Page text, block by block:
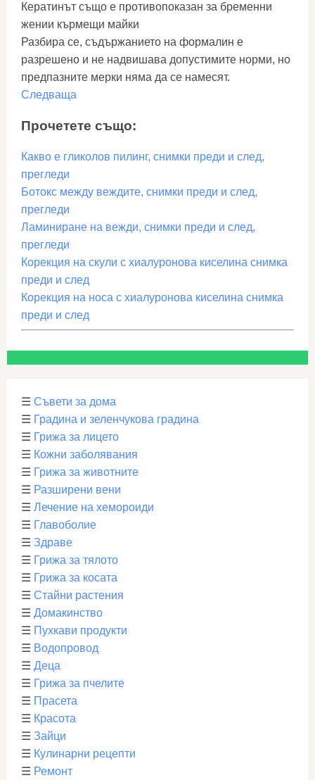
Кератинът също е противопоказан за бременни
жении кърмещи майки
Разбира се, съдържанието на формалин е
разрешено и не надвишава допустимите норми, но
предпазните мерки няма да се намесят.
Следваща
Прочетете също:
Какво е гликолов пилинг, снимки преди и след,
прегледи
Ботокс между веждите, снимки преди и след,
прегледи
Ламиниране на вежди, снимки преди и след,
прегледи
Корекция на скули с хиалуронова киселина снимка
преди и след
Корекция на носа с хиалуронова киселина снимка
преди и след
☰ Съвети за дома
☰ Градина и зеленчукова градина
☰ Грижа за лицето
☰ Кожни заболявания
☰ Грижа за животните
☰ Разширени вени
☰ Лечение на хемороиди
☰ Главоболие
☰ Здраве
☰ Грижа за тялото
☰ Грижа за косата
☰ Стайни растения
☰ Домакинство
☰ Пухкави продукти
☰ Водопровод
☰ Деца
☰ Грижа за пчелите
☰ Прасета
☰ Красота
☰ Зайци
☰ Кулинарни рецепти
☰ Ремонт